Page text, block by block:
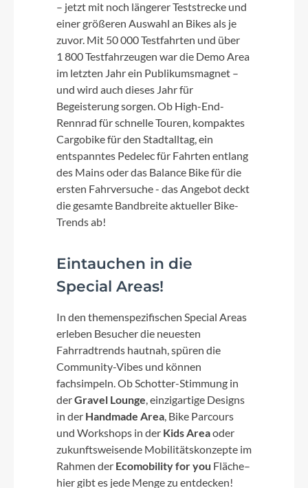
– jetzt mit noch längerer Teststrecke und
einer größeren Auswahl an Bikes als je
zuvor. Mit 50 000 Testfahrten und über
1 800 Testfahrzeugen war die Demo Area
im letzten Jahr ein Publikumsmagnet –
und wird auch dieses Jahr für
Begeisterung sorgen. Ob High-End-
Rennrad für schnelle Touren, kompaktes
Cargobike für den Stadtalltag, ein
entspanntes Pedelec für Fahrten entlang
des Mains oder das Balance Bike für die
ersten Fahrversuche - das Angebot deckt
die gesamte Bandbreite aktueller Bike-
Trends ab!
Eintauchen in die
Special Areas!
In den themenspezifischen Special Areas
erleben Besucher die neuesten
Fahrradtrends hautnah, spüren die
Community-Vibes und können
fachsimpeln. Ob Schotter-Stimmung in
derGravel Lounge , einzigartige Designs
in der Handmade Area , Bike Parcours
und Workshops in der Kids Areaoder
zukunftsweisende Mobilitätskonzepte im
Rahmen der Ecomobility for you Fläche–
hier gibt es jede Menge zu entdecken!